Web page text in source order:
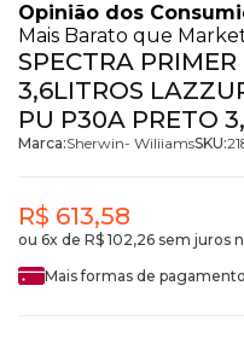
Opinião dos
Mais Barato que
SPECTRA
3,6LITROS
PU P30A PRETO
Marca:Sherwin- WiliiamsSKU:
R$ 613,58
ou 6x de R$ 102,26 sem juros
Mais formas de pagamento